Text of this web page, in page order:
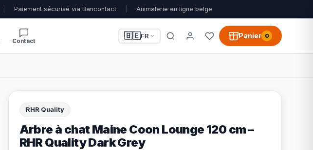
Paiement sécurisé via Bancontact Animalerie en ligne belge
Contact
🇧🇪FR Panier 0
RHR Quality
Arbre à chat Maine Coon Lounge 120 cm –
RHR Quality Dark Grey